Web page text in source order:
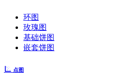
环图
玫瑰图
基础饼图
嵌套饼图
点图